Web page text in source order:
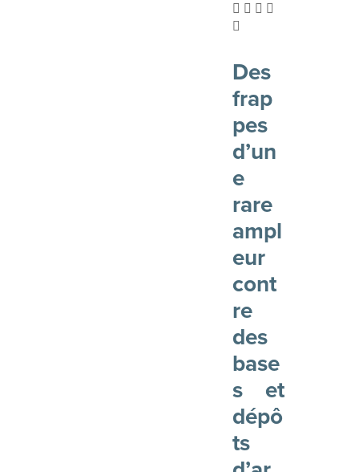
Des
frap
pes
d’un
e
rare
ampl
eur
cont
re
des
base
s et
dépô
ts